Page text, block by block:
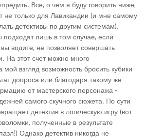
Все, о чем я буду говорить ниже,
не только для Лавикандии (и мне самому
детективы по другим системам).
лишь в том случае, если
водите, не позволяет совершать
На этот счет можно много
мой взгляд возможность бросить кубики
допроса или благодаря такому же
от мастерского персонажа -
самого скучного сюжета. По сути
детектив в логическую игру (вот
полученные в результате
Однако детектив никогда не